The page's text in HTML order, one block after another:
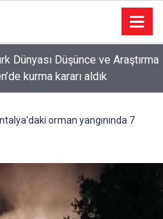
Dünyası Düşünce ve Araştırma
kurma kararı aldık
orman yangınında 7